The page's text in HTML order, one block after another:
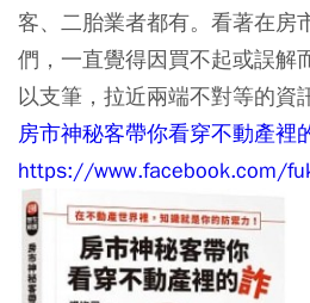
客、二胎業者都有。看著在房
們，一直覺得因買不起或誤解
以支筆，拉近兩端不對等的資
房市神秘客帶你看穿不動產裡
https://www.facebook.com/